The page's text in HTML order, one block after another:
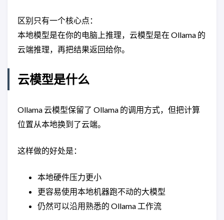
区别只有一个核心点：
本地模型是在你的电脑上推理，云模型是在 Ollama 的
云端推理，再把结果返回给你。
云模型是什么
Ollama 云模型保留了 Ollama 的调用方式，但把计算
位置从本地换到了云端。
这样做的好处是：
本地硬件压力更小
更容易使用本地机器跑不动的大模型
仍然可以沿用熟悉的 Ollama 工作流